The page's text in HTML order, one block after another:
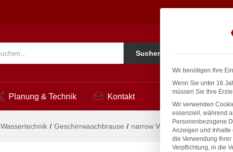
Suchen
Planung & Technik Kontakt
Wassertechnik / Geschirrwaschbrause / narrow Vorspülbrause 1/2″
Wir benötigen Ihre
Wenn Sie unter 16
müssen Sie Ihre
Wir verwenden
essenziell, während
Personenbezogene
Anzeigen und Inhalte
die Verwendung
Verpflichtung, in die